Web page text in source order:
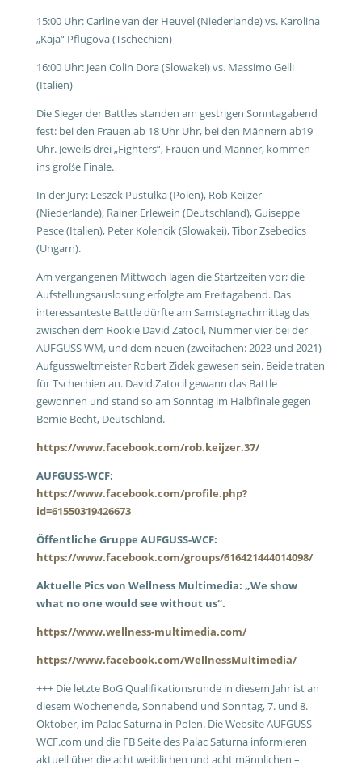
15:00 Uhr: Carline van der Heuvel (Niederlande) vs. Karolina
„Kaja“ Pflugova (Tschechien)
16:00 Uhr: Jean Colin Dora (Slowakei) vs. Massimo Gelli
(Italien)
Die Sieger der Battles standen am gestrigen Sonntagabend
fest: bei den Frauen ab 18 Uhr Uhr, bei den Männern ab19
Uhr. Jeweils drei „Fighters“, Frauen und Männer, kommen
ins große Finale.
In der Jury: Leszek Pustulka (Polen), Rob Keijzer
(Niederlande), Rainer Erlewein (Deutschland), Guiseppe
Pesce (Italien), Peter Kolencik (Slowakei), Tibor Zsebedics
(Ungarn).
Am vergangenen Mittwoch lagen die Startzeiten vor; die
Aufstellungsauslosung erfolgte am Freitagabend. Das
interessanteste Battle dürfte am Samstagnachmittag das
zwischen dem Rookie David Zatocil, Nummer vier bei der
AUFGUSS WM, und dem neuen (zweifachen: 2023 und 2021)
Aufgussweltmeister Robert Zidek gewesen sein. Beide traten
für Tschechien an. David Zatocil gewann das Battle
gewonnen und stand so am Sonntag im Halbfinale gegen
Bernie Becht, Deutschland.
https://www.facebook.com/rob.keijzer.37/
AUFGUSS-WCF:
https://www.facebook.com/profile.php?
id=61550319426673
Öffentliche Gruppe AUFGUSS-WCF:
https://www.facebook.com/groups/616421444014098/
Aktuelle Pics von Wellness Multimedia: „We show
what no one would see without us“.
https://www.wellness-multimedia.com/
https://www.facebook.com/WellnessMultimedia/
+++ Die letzte BoG Qualifikationsrunde in diesem Jahr ist an
diesem Wochenende, Sonnabend und Sonntag, 7. und 8.
Oktober, im Palac Saturna in Polen. Die Website AUFGUSS-
WCF.com und die FB Seite des Palac Saturna informieren
aktuell über die acht weiblichen und acht männlichen –